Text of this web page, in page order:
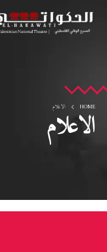
HOME الاعلام
الاعلام